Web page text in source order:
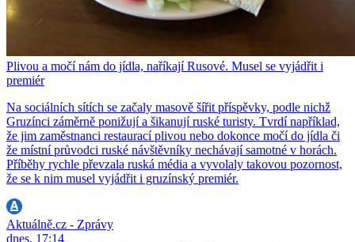
Plivou a močí nám do jídla, naříkají Rusové. Musel se vyjádřit i
premiér
Na sociálních sítích se začaly masově šířit příspěvky, podle nichž
Gruzínci záměrně ponižují a šikanují ruské turisty. Tvrdí například,
že jim zaměstnanci restaurací plivou nebo dokonce močí do jídla či
že místní průvodci ruské návštěvníky nechávají samotné v horách.
Příběhy rychle převzala ruská média a vyvolaly takovou pozornost,
že se k nim musel vyjádřit i gruzínský premiér.
Aktuálně.cz - Zprávy
dnes, 17:14